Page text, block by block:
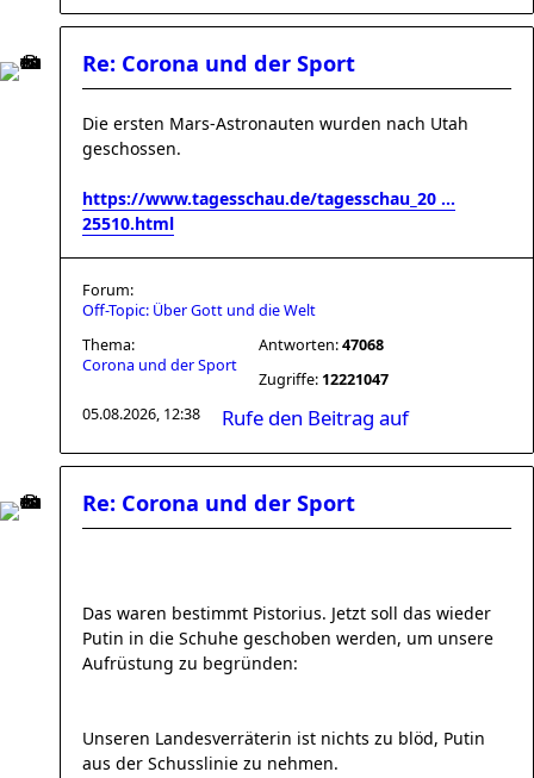
Re: Corona und der Sport
Die ersten Mars-Astronauten wurden nach Utah
geschossen.
https://www.tagesschau.de/tagesschau_20 ...
25510.html
Forum:
Off-Topic: Über Gott und die Welt
Thema:
Corona und der Sport
Antworten:47068
Zugriffe: 12221047
05.08.2026, 12:38
Rufe den Beitrag auf
Re: Corona und der Sport
Das waren bestimmt Pistorius. Jetzt soll das wieder
Putin in die Schuhe geschoben werden, um unsere
Aufrüstung zu begründen:
Unseren Landesverräterin ist nichts zu blöd, Putin
aus der Schusslinie zu nehmen.